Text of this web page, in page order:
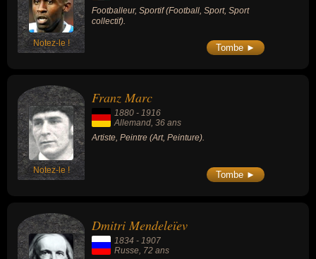
Notez-le !
Footballeur, Sportif (Football, Sport, Sport
collectif).
Tombe ►
Notez-le !
Franz Marc
1880 - 1916
Allemand, 36 ans
Artiste, Peintre (Art, Peinture).
Tombe ►
Dmitri Mendeleïev
1834 - 1907
Russe , 72 ans